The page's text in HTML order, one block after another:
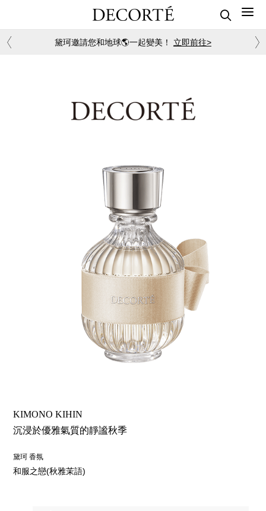
黛珂邀請您和地球🌎一起變美！ 立即前往>
KIMONO KIHIN
沉浸於優雅氣質的靜謐秋季
黛珂 香氛
和服之戀(秋雅茉語)